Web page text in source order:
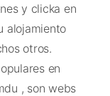
y clicka en
alojamiento
otros.
en
, son webs